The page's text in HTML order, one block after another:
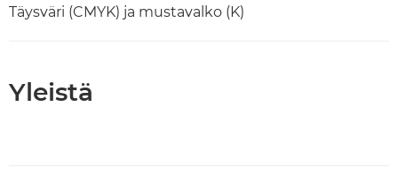
Täysväri (CMYK) ja mustavalko (K)
Yleistä